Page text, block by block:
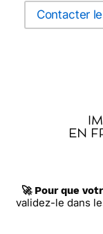
Contacter
🚀 Pour que
validez-le dans